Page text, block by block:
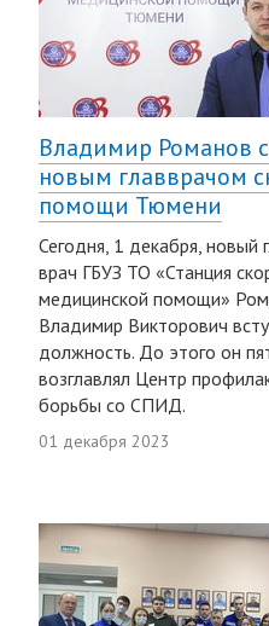
Владимир Романов
новым главврачом
помощи Тюмени
Сегодня, 1 декабря, новый
врач ГБУЗ ТО «Станция
медицинской помощи»
Владимир Викторович
должность. До этого он
возглавлял Центр
борьбы со СПИД.
01 декабря 2023